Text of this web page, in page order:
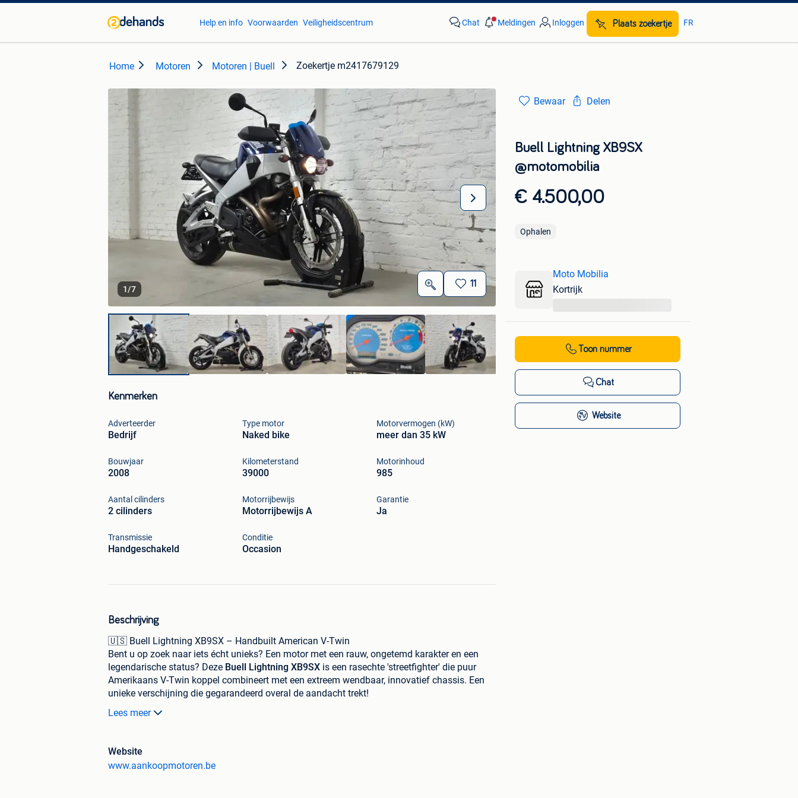
Help en info Voorwaarden Veiligheidscentrum Chat Meldingen Inloggen Plaats zoekertje FR
Home Motoren Motoren | Buell Zoekertje m2417679129
1/7
11
Kenmerken
Adverteerder
Bedrijf
Type motor
Naked bike
Motorvermogen (kW)
meer dan 35 kW
Bouwjaar
2008
Kilometerstand
39000
Motorinhoud
985
Aantal cilinders
2 cilinders
Motorrijbewijs
Motorrijbewijs A
Garantie
Ja
Transmissie
Handgeschakeld
Conditie
Occasion
Beschrijving
🇺🇸 Buell Lightning XB9SX – Handbuilt American V-Twin
Bent u op zoek naar iets écht unieks? Een motor met een rauw, ongetemd karakter en een
legendarische status? Deze Buell Lightning XB9SX is een rasechte 'streetfighter' die puur
Amerikaans V-Twin koppel combineert met een extreem wendbaar, innovatief chassis. Een
unieke verschijning die gegarandeerd overal de aandacht trekt!
Basisgegevens & Status:
Merk & Model:
Kilometerstand:39.000 km.
Lees meer
Website
www.aankoopmotoren.be
Bewaar Delen
Buell Lightning XB9SX
@motomobilia
€ 4.500,00
Ophalen
Moto Mobilia
Kortrijk
Toon nummer
Chat
Website